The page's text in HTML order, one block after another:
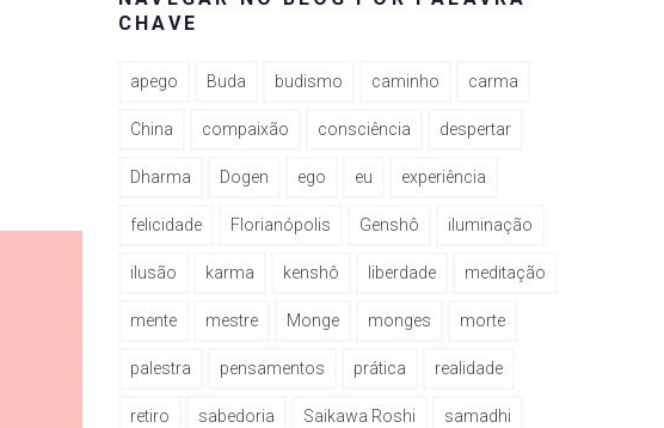
CHAVE
apego Buda budismo caminho carma
China compaixão consciência despertar
Dharma Dogen ego eu experiência
felicidade Florianópolis Genshô iluminação
ilusão karma kenshô liberdade meditação
mente mestre Monge monges morte
palestra pensamentos prática realidade
retiro sabedoria Saikawa Roshi samadhi